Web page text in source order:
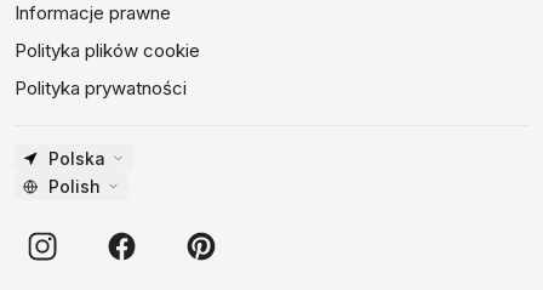
Informacje prawne
Polityka plików cookie
Polityka prywatności
Polska
Polish